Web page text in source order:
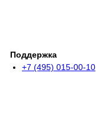
Поддержка
+7 (495) 015-00-10